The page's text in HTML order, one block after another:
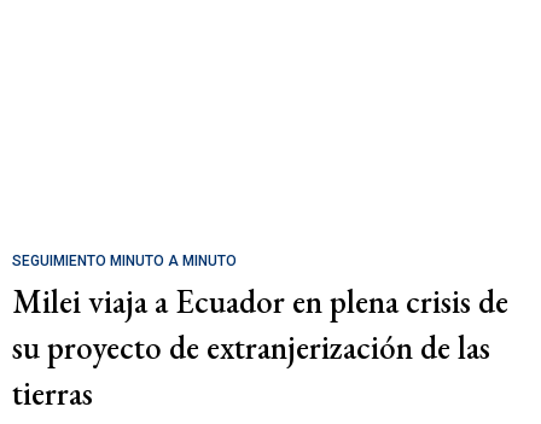
SEGUIMIENTO MINUTO A MINUTO
Milei viaja a Ecuador en plena crisis de
su proyecto de extranjerización de las
tierras